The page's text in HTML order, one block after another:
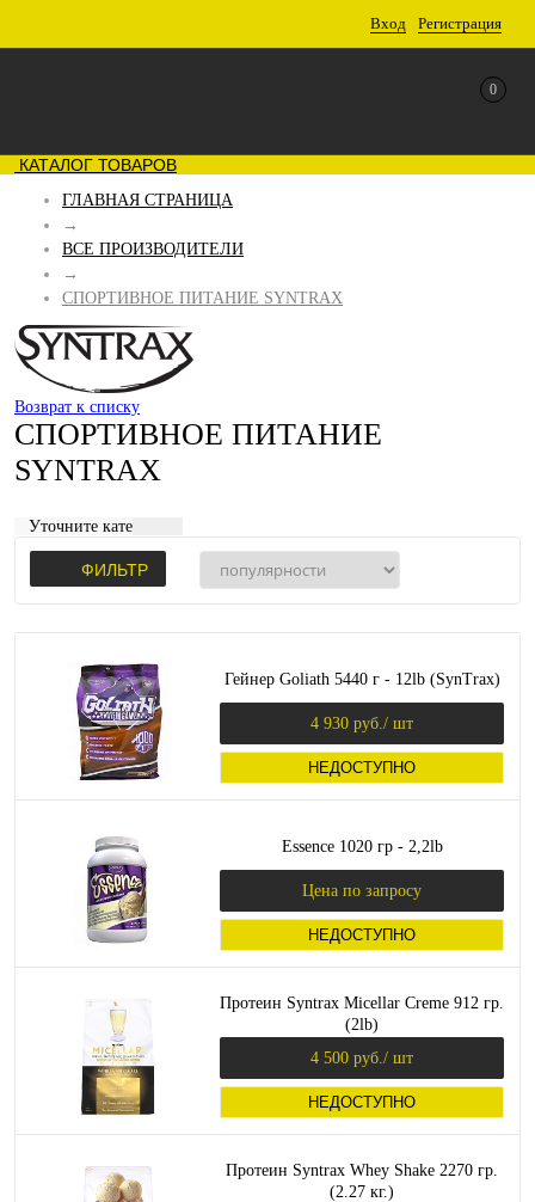
Вход Регистрация
0
КАТАЛОГ ТОВАРОВ
ГЛАВНАЯ СТРАНИЦА
→
ВСЕ ПРОИЗВОДИТЕЛИ
→
СПОРТИВНОЕ ПИТАНИЕ SYNTRAX
Возврат к списку
СПОРТИВНОЕ ПИТАНИЕ
SYNTRAX
Уточните категорию:
ФИЛЬТР
Гейнер Goliath 5440 г - 12lb (SynTrax)
4 930 руб. / шт
НЕДОСТУПНО
Essence 1020 гр - 2,2lb
Цена по запросу
НЕДОСТУПНО
Протеин Syntrax Micellar Creme 912 гр.
(2lb)
4 500 руб. / шт
НЕДОСТУПНО
Протеин Syntrax Whey Shake 2270 гр.
(2.27 кг.)